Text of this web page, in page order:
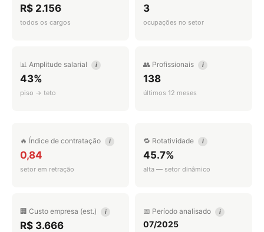
R$ 2.156
todos os cargos
3
ocupações no setor
📊 Amplitude salarial i
43%
piso → teto
👥 Profissionais i
138
últimos 12 meses
🔥 Índice de contratação i
0,84
setor em retração
🔁 Rotatividade i
45.7%
alta — setor dinâmico
🏢 Custo empresa (est.) i
R$ 3.666
📅 Período analisado i
07/2025